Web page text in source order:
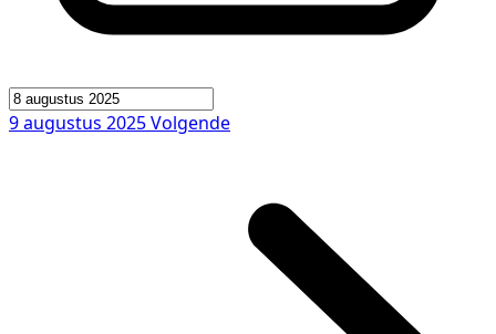
9 augustus 2025Volgende